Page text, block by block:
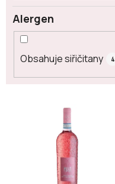
Alergen
Obsahuje siřičitany 4